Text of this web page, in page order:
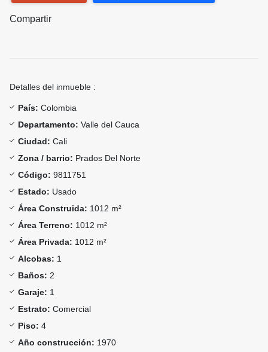
Compartir
Detalles del inmueble :
País: Colombia
Departamento: Valle del Cauca
Ciudad: Cali
Zona / barrio: Prados Del Norte
Código: 9811751
Estado: Usado
Área Construida: 1012 m²
Área Terreno: 1012 m²
Área Privada: 1012 m²
Alcobas: 1
Baños: 2
Garaje: 1
Estrato: Comercial
Piso: 4
Año construcción: 1970